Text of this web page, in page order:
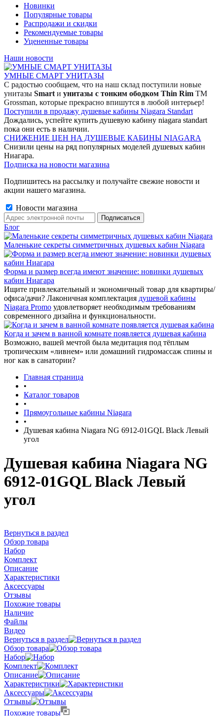
Новинки
Популярные товары
Распродажи и скидки
Рекомендуемые товары
Уцененные товары
Наши новости
УМНЫЕ СМАРТ УНИТАЗЫ
С радостью сообщаем, что на наш склад поступили новые
унитазы Smart и унитазы с тонким ободком Thin Rim TM
Grossman, которые прекрасно впишутся в любой интерьер!
Поступили в продажу душевые кабины Niagara Standart
Дождались, успейте купить душевую кабину niagara standart
пока они есть в наличии.
СНИЖЕНИЕ ЦЕН НА ДУШЕВЫЕ КАБИНЫ NIAGARA
Снизили цены на ряд популярных моделей душевых кабин
Ниагара.
Подписка на новости магазина
Подпишитесь на рассылку и получайте свежие новости и
акции нашего магазина.
Новости магазина
Блог
Маленькие секреты симметричных душевых кабин Niagara
Форма и размер всегда имеют значение: новинки душевых
кабин Ниагара
Ищите привлекательный и экономичный товар для квартиры/
офиса/дачи? Лаконичная комплектация душевой кабины
Niagara Promo удовлетворяет необходимым требованиям
современного дизайна и функциональности.
Когда и зачем в ванной комнате появляется душевая кабина
Возможно, вашей мечтой была медитация под тёплым
тропическим «ливнем» или домашний гидромассаж спины и
ног как в санатории?
Главная страница
•
Каталог товаров
•
Прямоугольные кабины Niagara
•
Душевая кабина Niagara NG 6912-01GQL Black Левый
угол
Душевая кабина Niagara NG
6912-01GQL Black Левый
угол
Вернуться в раздел
Обзор товара
Набор
Комплект
Описание
Характеристики
Аксессуары
Отзывы
Похожие товары
Наличие
Файлы
Видео
Вернуться в раздел
Обзор товара
Набор
Комплект
Описание
Характеристики
Аксессуары
Отзывы
Похожие товары